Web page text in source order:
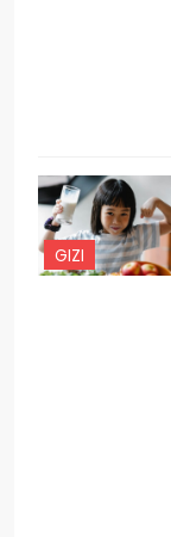
GIZI